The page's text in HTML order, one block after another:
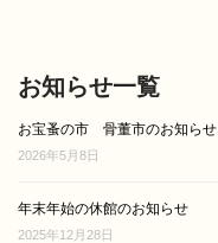
お知らせ一覧
お宝蚤の市 骨董市のお知らせ
2026年5月8日
年末年始の休館のお知らせ
2025年12月28日